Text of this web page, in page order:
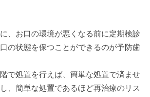
、お口の環境が悪くなる前に定期検診
の状態を保つことができるのが予防歯
で処置を行えば、簡単な処置で済ませ
、簡単な処置であるほど再治療のリス